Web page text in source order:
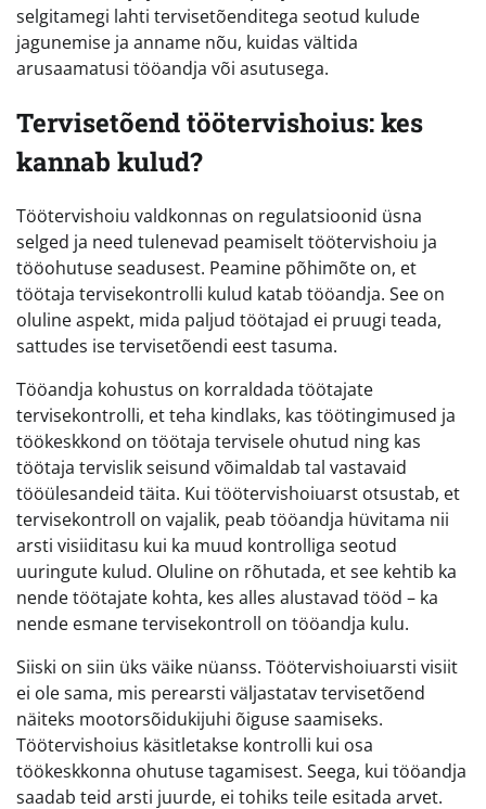
selgitamegi lahti tervisetõenditega seotud kulude
jagunemise ja anname nõu, kuidas vältida
arusaamatusi tööandja või asutusega.
Tervisetõend töötervishoius: kes
kannab kulud?
Töötervishoiu valdkonnas on regulatsioonid üsna
selged ja need tulenevad peamiselt töötervishoiu ja
tööohutuse seadusest. Peamine põhimõte on, et
töötaja tervisekontrolli kulud katab tööandja. See on
oluline aspekt, mida paljud töötajad ei pruugi teada,
sattudes ise tervisetõendi eest tasuma.
Tööandja kohustus on korraldada töötajate
tervisekontrolli, et teha kindlaks, kas töötingimused ja
töökeskkond on töötaja tervisele ohutud ning kas
töötaja tervislik seisund võimaldab tal vastavaid
tööülesandeid täita. Kui töötervishoiuarst otsustab, et
tervisekontroll on vajalik, peab tööandja hüvitama nii
arsti visiiditasu kui ka muud kontrolliga seotud
uuringute kulud. Oluline on rõhutada, et see kehtib ka
nende töötajate kohta, kes alles alustavad tööd – ka
nende esmane tervisekontroll on tööandja kulu.
Siiski on siin üks väike nüanss. Töötervishoiuarsti visiit
ei ole sama, mis perearsti väljastatav tervisetõend
näiteks mootorsõidukijuhi õiguse saamiseks.
Töötervishoius käsitletakse kontrolli kui osa
töökeskkonna ohutuse tagamisest. Seega, kui tööandja
saadab teid arsti juurde, ei tohiks teile esitada arvet.